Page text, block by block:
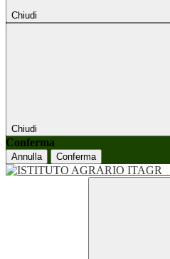
Chiudi
Chiudi
Conferma
Annulla Conferma